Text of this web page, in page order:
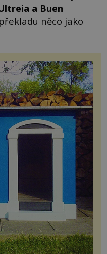
a Buen
něco jako